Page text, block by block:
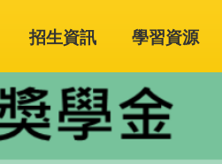
招生資訊 學習資源